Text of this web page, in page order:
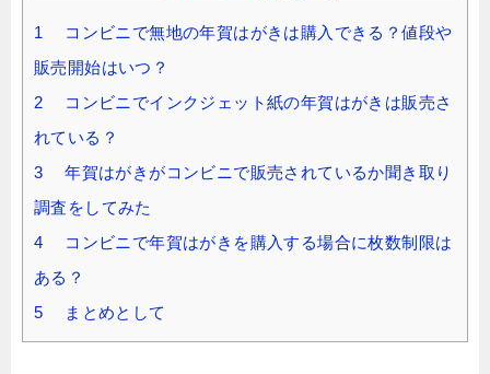
1 コンビニで無地の年賀はがきは購入できる？値段や
販売開始はいつ？
2 コンビニでインクジェット紙の年賀はがきは販売さ
れている？
3 年賀はがきがコンビニで販売されているか聞き取り
調査をしてみた
4 コンビニで年賀はがきを購入する場合に枚数制限は
ある？
5 まとめとして